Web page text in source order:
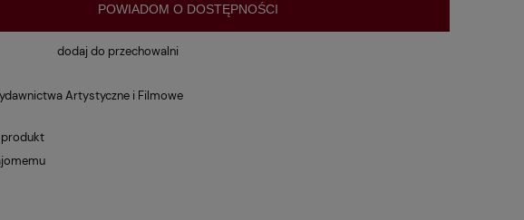
POWIADOM O DOSTĘPNOŚCI
dodaj do przechowalni
Artystyczne i Filmowe